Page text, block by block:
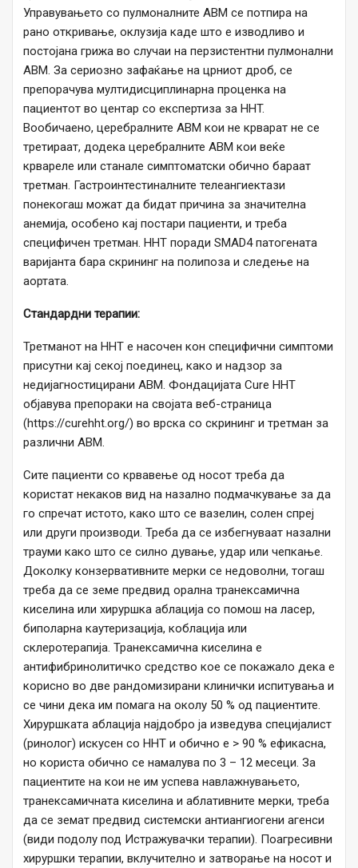
Управувањето со пулмоналните AВM се потпира на
рано откривање, оклузија каде што е изводливо и
постојана грижа во случаи на перзистентни пулмонални
AВM. За сериозно зафаќање на црниот дроб, се
препорачува мултидисциплинарна проценка на
пациентот во центар со експертиза за HHT.
Вообичаено, церебралните АВМ кои не крварат не се
третираат, додека церебралните АВМ кои веќе
крвареле или станале симптоматски обично бараат
третман. Гастроинтестиналните телеангиектази
понекогаш можат да бидат причина за значителна
анемија, особено кај постари пациенти, и треба
специфичен третман. HHT поради SMAD4 патогената
варијанта бара скрининг на полипоза и следење на
аортата.
Стандардни терапии:
Третманот на HHT е насочен кон специфични симптоми
присутни кај секој поединец, како и надзор за
недијагностицирани АВМ. Фондацијата Cure HHT
објавува препораки на својата веб-страница
(https://curehht.org/) во врска со скрининг и третман за
различни AВM.
Сите пациенти со крвавење од носот треба да
користат некаков вид на назално подмачкување за да
го спречат истото, како што се вазелин, солен спреј
или други производи. Треба да се избегнуваат назални
трауми како што се силно дување, удар или чепкање.
Доколку конзервативните мерки се недоволни, тогаш
треба да се земе предвид орална транексамична
киселина или хируршка аблација со помош на ласер,
биполарна каутеризација, коблација или
склеротерапија. Транексамична киселина е
антифибринолитичко средство кое се покажало дека е
корисно во две рандомизирани клинички испитувања и
се чини дека им помага на околу 50 % од пациентите.
Хируршката аблација најдобро ја изведува специјалист
(ринолог) искусен со HHT и обично е > 90 % ефикасна,
но користа обично се намалува по 3 – 12 месеци. За
пациентите на кои не им успева навлажнувањето,
транексамичната киселина и аблативните мерки, треба
да се земат предвид системски антиангиогени агенси
(види подолу под Истражувачки терапии). Поагресивни
хируршки терапии, вклучително и затворање на носот и